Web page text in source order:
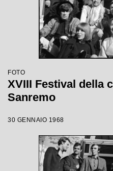
FOTO
XVIII Festival della
Sanremo
30 GENNAIO 1968